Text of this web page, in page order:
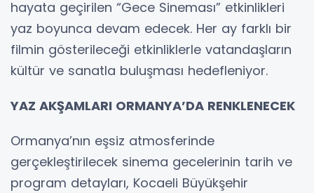
hayata geçirilen “Gece Sineması” etkinlikleri
yaz boyunca devam edecek. Her ay farklı bir
filmin gösterileceği etkinliklerle vatandaşların
kültür ve sanatla buluşması hedefleniyor.
YAZ AKŞAMLARI ORMANYA’DA RENKLENECEK
Ormanya’nın eşsiz atmosferinde
gerçekleştirilecek sinema gecelerinin tarih ve
program detayları, Kocaeli Büyükşehir